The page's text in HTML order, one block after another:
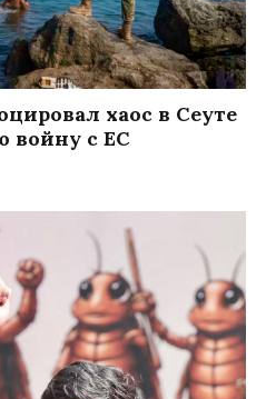
хаос в Сеуте
войну с ЕС